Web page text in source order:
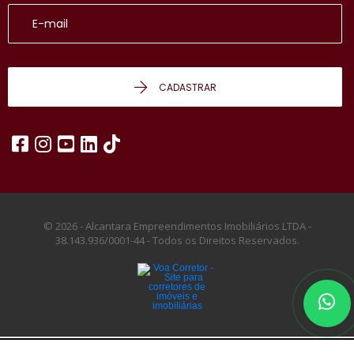
CADASTRAR
© 2026 - Alcantara Empreendimentos Imobiliários LTDA -
38.143.936/0001-44 -Todos os Direitos Reservados.